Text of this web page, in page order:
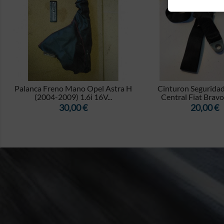
Palanca Freno Mano Opel Astra H
(2004-2009) 1.6i 16V...
Precio
30,00 €

Cinturon
Central Fiat
Precio
20,00 €
